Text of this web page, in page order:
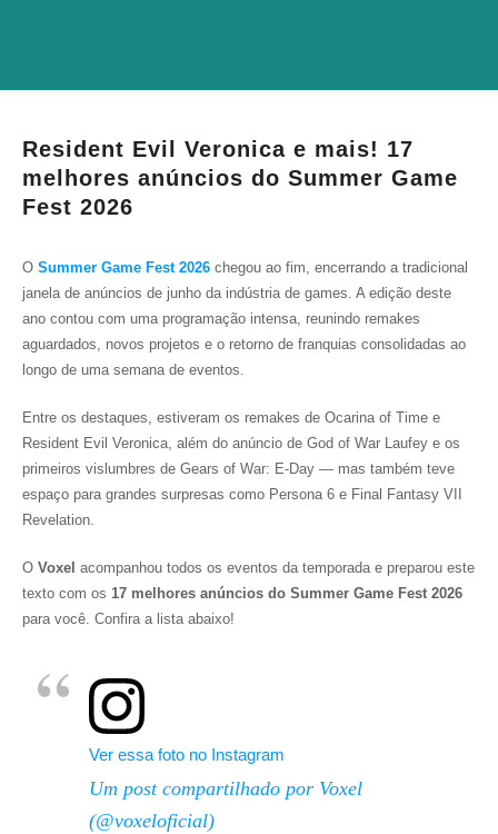
Resident Evil Veronica e mais! 17
melhores anúncios do Summer Game
Fest 2026
O Summer Game Fest 2026 chegou ao fim, encerrando a tradicional
janela de anúncios de junho da indústria de games. A edição deste
ano contou com uma programação intensa, reunindo remakes
aguardados, novos projetos e o retorno de franquias consolidadas ao
longo de uma semana de eventos.
Entre os destaques, estiveram os remakes de Ocarina of Time e
Resident Evil Veronica, além do anúncio de God of War Laufey e os
primeiros vislumbres de Gears of War: E-Day — mas também teve
espaço para grandes surpresas como Persona 6 e Final Fantasy VII
Revelation.
O Voxel acompanhou todos os eventos da temporada e preparou este
texto com os 17 melhores anúncios do Summer Game Fest 2026
para você. Confira a lista abaixo!
Ver essa foto no Instagram
Um post compartilhado por Voxel
(@voxeloficial)